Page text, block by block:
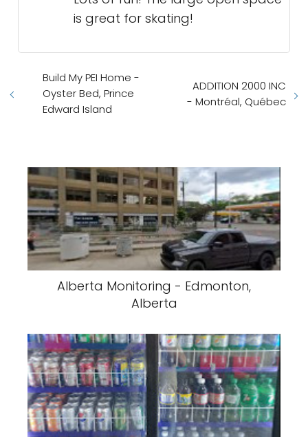
is great for skating!
Build My PEI Home -
Oyster Bed, Prince
Edward Island
ADDITION 2000 INC
- Montréal, Québec
Alberta Monitoring - Edmonton,
Alberta